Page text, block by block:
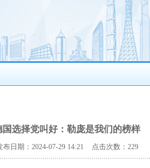
国选择党叫好：勒庞是我们的榜样
布日期：2024-07-29 14:21 点击次数：229